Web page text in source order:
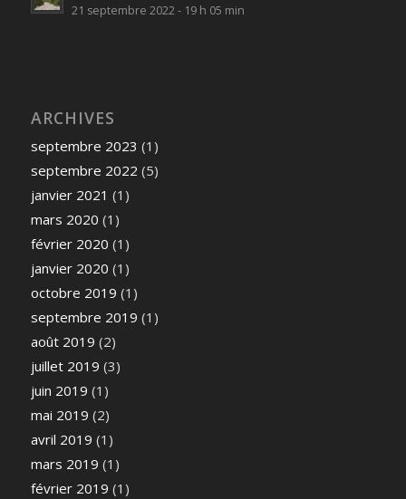
21 septembre 2022 - 19 h 05 min
ARCHIVES
septembre 2023 (1)
septembre 2022 (5)
janvier 2021 (1)
mars 2020 (1)
février 2020 (1)
janvier 2020 (1)
octobre 2019 (1)
septembre 2019 (1)
août 2019 (2)
juillet 2019 (3)
juin 2019 (1)
mai 2019 (2)
avril 2019 (1)
mars 2019 (1)
février 2019 (1)